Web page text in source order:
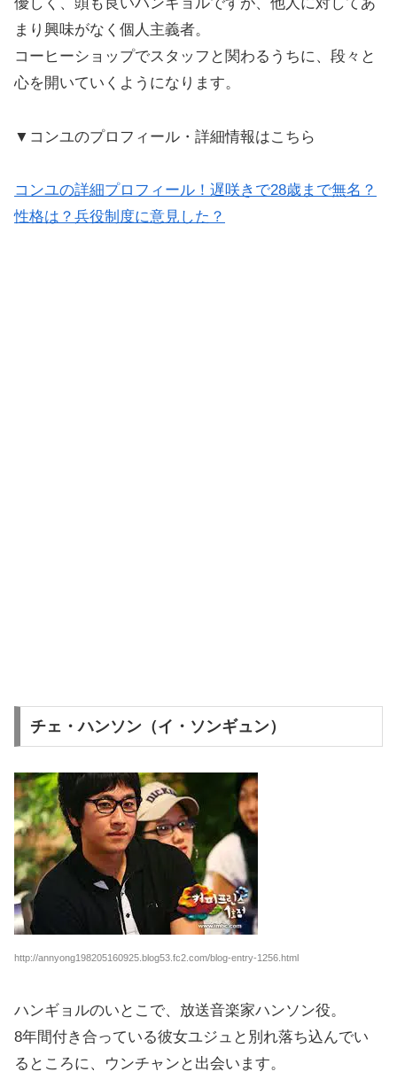
まり興味がなく個人主義者。
コーヒーショップでスタッフと関わるうちに、段々と
心を開いていくようになります。
▼コンユのプロフィール・詳細情報はこちら
コンユの詳細プロフィール！遅咲きで28歳まで無名？
性格は？兵役制度に意見した？
チェ・ハンソン（イ・ソンギュン）
http://annyong198205160925.blog53.fc2.com/blog-entry-1256.html
ハンギョルのいとこで、放送音楽家ハンソン役。
8年間付き合っている彼女ユジュと別れ落ち込んでい
るところに、ウンチャンと出会います。